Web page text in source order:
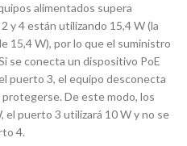
alimentados supera
y 4 están utilizando 15,4 W (la
15,4 W), por lo que el suministro
se conecta un dispositivo PoE
puerto 3, el equipo desconecta
De este modo, los
el puerto 3 utilizará 10 W y no se
4.